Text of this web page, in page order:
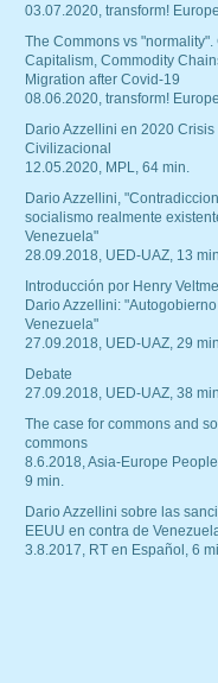
03.07.2020, transform!
The Commons vs "normality".
Capitalism, Commodity
Migration after Covid-19
08.06.2020, transform!
Dario Azzellini en 2020 Crisis
Civilizacional
12.05.2020, MPL, 64 min.
Dario Azzellini,
socialismo realmente
Venezuela"
28.09.2018, UED-UAZ, 13
Introducción por Henry
Dario Azzellini:
Venezuela"
27.09.2018, UED-UAZ, 29
Debate
27.09.2018, UED-UAZ, 38
The case for commons and
commons
8.6.2018, Asia-Europe
9 min.
Dario Azzellini sobre las
EEUU en contra de
3.8.2017, RT en Español, 6